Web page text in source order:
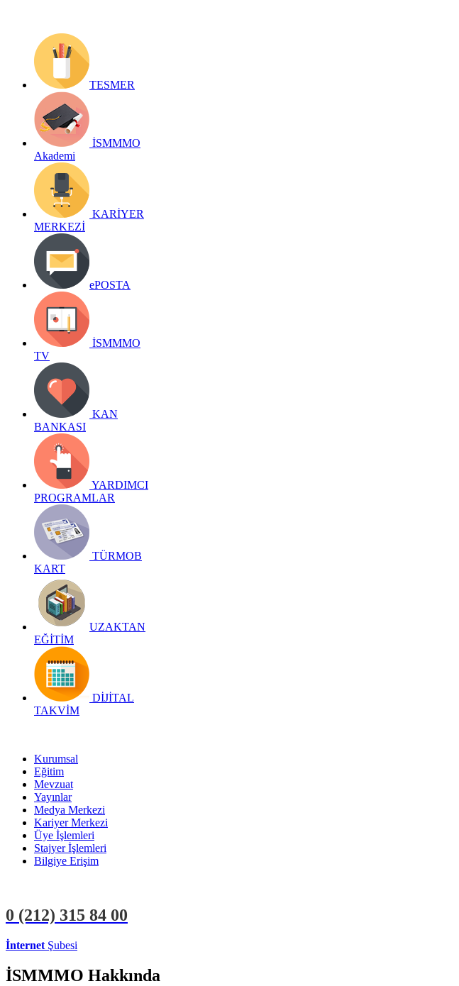
TESMER
İSMMMO
Akademi
KARİYER
MERKEZİ
ePOSTA
İSMMMO
TV
KAN
BANKASI
YARDIMCI
PROGRAMLAR
TÜRMOB
KART
UZAKTAN
EĞİTİM
DİJİTAL
TAKVİM
Kurumsal
Eğitim
Mevzuat
Yayınlar
Medya Merkezi
Kariyer Merkezi
Üye İşlemleri
Stajyer İşlemleri
Bilgiye Erişim
0 (212) 315 84 00
İnternet Şubesi
İSMMMO Hakkında